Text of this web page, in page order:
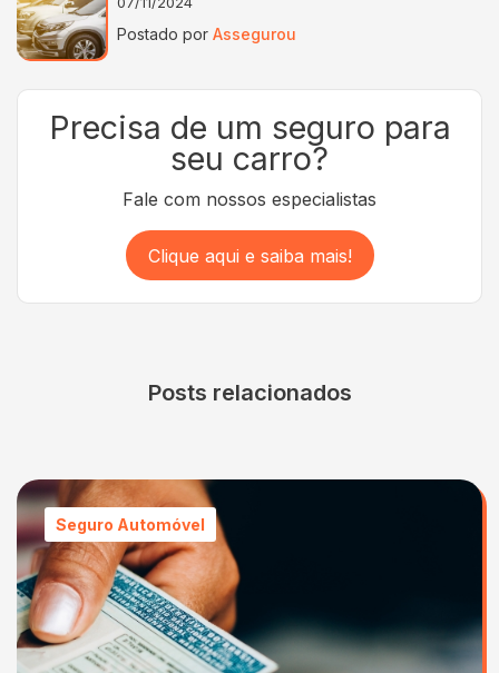
Postado por Assegurou
Precisa de um seguro para
seu carro?
Fale com nossos especialistas
Clique aqui e saiba mais!
Posts relacionados
Seguro Automóvel